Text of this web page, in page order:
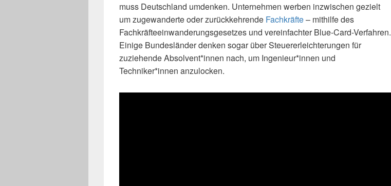
muss Deutschland umdenken. Unternehmen werben inzwischen gezielt
um zugewanderte oder zurückkehrende Fachkräfte– mithilfe des
Fachkräfteeinwanderungsgesetzes und vereinfachter Blue-Card-Verfahren.
Einige Bundesländer denken sogar über Steuererleichterungen für
zuziehende Absolvent*innen nach, um Ingenieur*innen und
Techniker*innen anzulocken.